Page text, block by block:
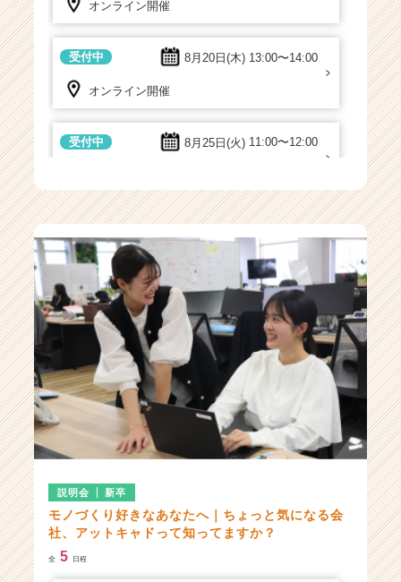
オンライン開催
8月20日(木) 13:00〜14:00
受付中
オンライン開催
8月25日(火) 11:00〜12:00
受付中
8月28日(金)13:00〜14:00
受付中
オンライン開催
8月31日(月)15:00〜16:00
受付中
オンライン開催
説明会 新卒
モノづくり好きなあなたへ｜ちょっと気になる会
社、アットキャドって知ってますか？
全 5 日程